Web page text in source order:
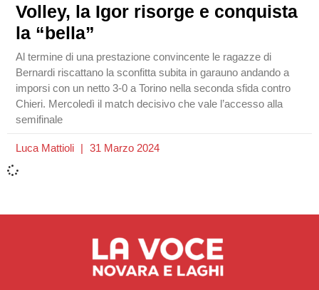
Volley, la Igor risorge e conquista
la “bella”
Al termine di una prestazione convincente le ragazze di
Bernardi riscattano la sconfitta subita in garauno andando a
imporsi con un netto 3-0 a Torino nella seconda sfida contro
Chieri. Mercoledì il match decisivo che vale l’accesso alla
semifinale
Luca Mattioli 31 Marzo 2024